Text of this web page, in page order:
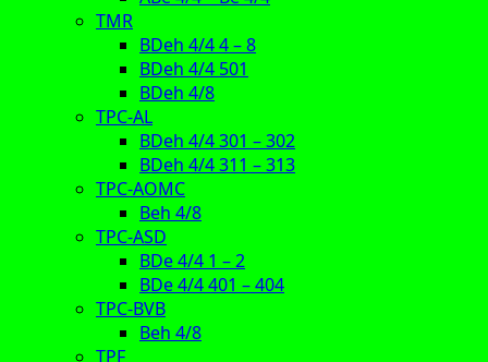
TMR
BDeh 4/4 4 – 8
BDeh 4/4 501
BDeh 4/8
TPC-AL
BDeh 4/4 301 – 302
BDeh 4/4 311 – 313
TPC-AOMC
Beh 4/8
TPC-ASD
BDe 4/4 1 – 2
BDe 4/4 401 – 404
TPC-BVB
Beh 4/8
TPF